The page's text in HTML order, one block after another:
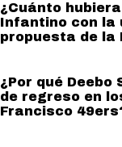
¿Cuánto
Infantino con la
propuesta de la
¿Por qué Deebo
de regreso en
Francisco